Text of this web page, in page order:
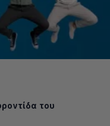
του